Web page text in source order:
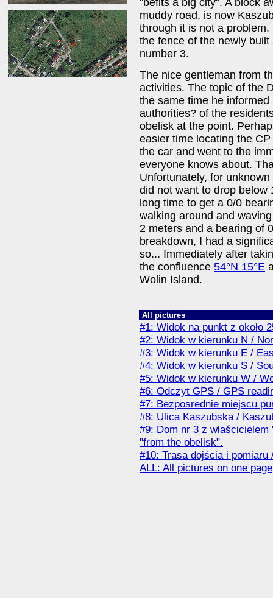
"befits a big city". A block
muddy road, is now
through it is not a
the fence of the newly
number 3.
The nice gentleman from
activities. The topic of the
the same time he
authorities? of the
obelisk at the point.
easier time locating the
the car and went to the
everyone knows about.
Unfortunately, for
did not want to drop below
long time to get a 0/0
walking around and
2 meters and a bearing of
breakdown, I had a
so... Immediately after
the confluence 54°N 15°E
Wolin Island.
All pictures
#1: Widok na punkt z około
#2: Widok w kierunku N /
#3: Widok w kierunku E /
#4: Widok w kierunku S /
#5: Widok w kierunku W /
#6: Odczyt GPS / GPS
#7: Bezposrednie miejscu
#8: Ulica Kaszubska /
#9: Dom nr 3 z
"from the obelisk".
#10: Trasa dojścia i
ALL: All pictures on one page